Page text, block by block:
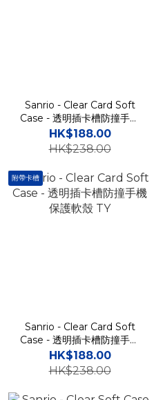
Sanrio - Clear Card Soft
Case - 透明插卡槽防撞手機
保護軟殼 TY
HK$188.00
HK$238.00
附帶卡槽
Sanrio - Clear Card Soft
Case - 透明插卡槽防撞手機
保護軟殼 TY
HK$188.00
HK$238.00